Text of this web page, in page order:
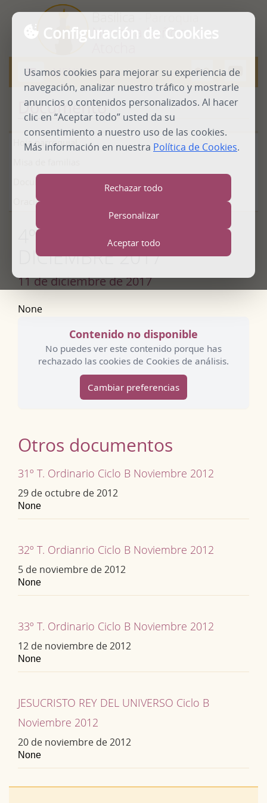
Configuración de Cookies
Usamos cookies para mejorar su experiencia de
navegación, analizar nuestro tráfico y mostrarle
anuncios o contenidos personalizados. Al hacer
clic en “Aceptar todo” usted da su
consentimiento a nuestro uso de las cookies.
Más información en nuestra Política de Cookies.
Rechazar todo
Personalizar
Aceptar todo
Basílica
Nuestra Señora de
Abrir
menú
MENU
Documento
Hoja parroquial
Documentos
Oraciones
4ºT.ADVIENTO CICLO B
DICIEMBRE 2017
11 de diciembre de 2017
None
Contenido no disponible
No puedes ver este contenido porque has
rechazado las cookies de Cookies de análisis.
Cambiar preferencias
Otros documentos
31º T. Ordinario Ciclo B Noviembre 2012
29 de octubre de 2012
None
32º T. Ordianrio Ciclo B Noviembre 2012
5 de noviembre de 2012
None
33º T. Ordinario Ciclo B Noviembre 2012
12 de noviembre de 2012
None
JESUCRISTO REY DEL UNIVERSO Ciclo B
Noviembre 2012
20 de noviembre de 2012
None